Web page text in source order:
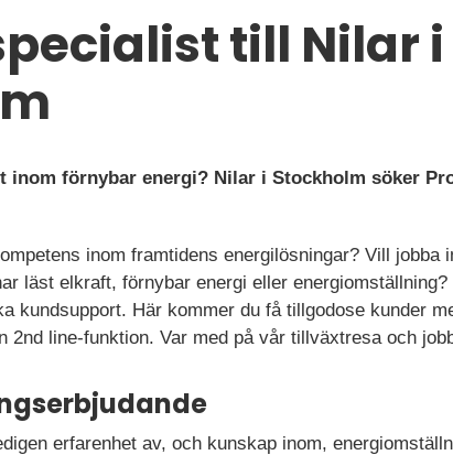
till Nilar i
inom förnybar energi? Nilar i Stockholm söker
inom framtidens energilösningar? Vill jobba
läst elkraft, förnybar energi eller
kundsupport. Här kommer du få tillgodose kunder
2nd line-funktion. Var med på vår tillväxtresa och
erfarenhet av, och kunskap inom,